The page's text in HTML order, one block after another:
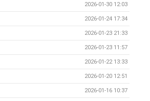
2026-01-30 12:03
2026-01-24 17:34
2026-01-23 21:33
2026-01-23 11:57
2026-01-22 13:33
2026-01-20 12:51
2026-01-16 10:37